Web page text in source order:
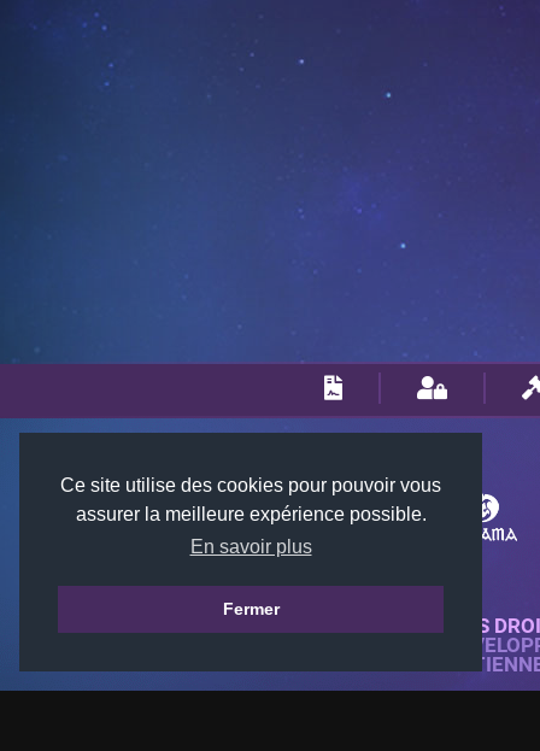
Ce site utilise des cookies pour pouvoir vous
assurer la meilleure expérience possible.
En savoir plus
Fermer
© 2018-2026 KTARENA. TOUS
SITE WEB ENTIÈREMENT
TOUTES LES IMAGES